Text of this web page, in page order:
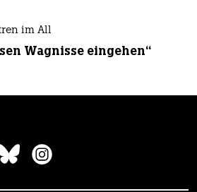
im All
Wagnisse eingehen“